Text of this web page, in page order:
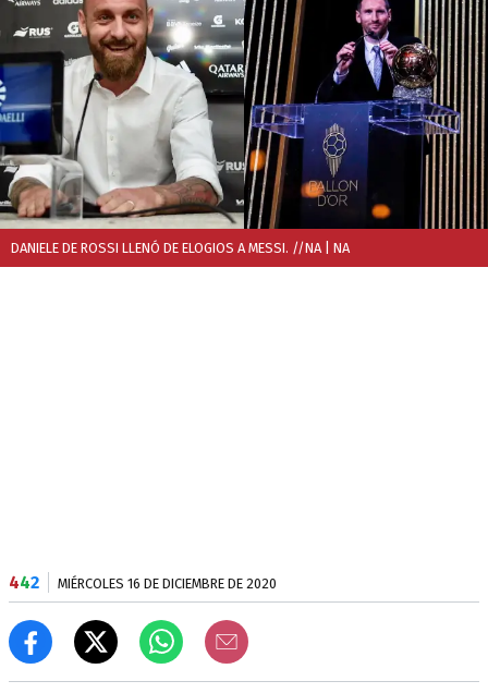
DANIELE DE ROSSI LLENÓ DE ELOGIOS A MESSI. //NA | NA
442 MIÉRCOLES 16 DE DICIEMBRE DE 2020